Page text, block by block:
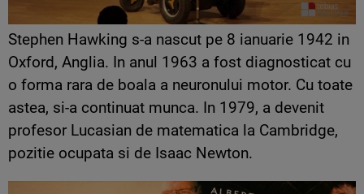
Stephen Hawking s-a nascut pe 8 ianuarie 1942 in
Oxford, Anglia. In anul 1963 a fost diagnosticat cu
o forma rara de boala a neuronului motor. Cu toate
astea, si-a continuat munca. In 1979, a devenit
profesor Lucasian de matematica la Cambridge,
pozitie ocupata si de Isaac Newton.